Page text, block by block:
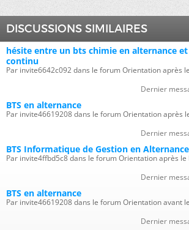
DISCUSSIONS SIMILAIRES
hésite entre un bts chimie en alternance
continu
Par invite6642c092 dans le forum Orientation après
Dernier
BTS en alternance
Par invite46619208 dans le forum Orientation après
Dernier
BTS Informatique de Gestion en Alternance
Par invite4ffbd5c8 dans le forum Orientation après le
Dernier
BTS en alternance
Par invite46619208 dans le forum Orientation avant
Dernier